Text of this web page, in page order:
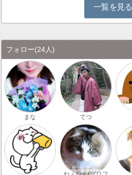
一覧を見る
フォロー(24人)
まな てつ